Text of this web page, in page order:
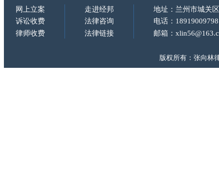
网上立案 走进经邦
地址：兰州市城关
诉讼收费
法律咨询
电话：18919009798
律师收费
法律链接 邮箱：
版权所有：张向林